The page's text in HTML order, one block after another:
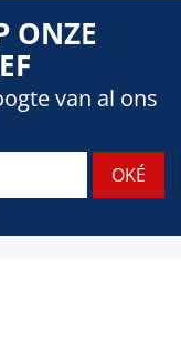
ONZE
van al ons